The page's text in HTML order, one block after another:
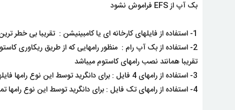
بک آپ از EFS فراموش نشود
1- استفاده از فایلهای کارخانه ای یا کامبینیشن : تقریبا بی خطر ترین روش محسوب میشود و همانند رامهای تک فایل فلش میشود
2- استفاده از بک آپ رام : منظور رامهایی که از طریق ریکاوری
تقریبا همانند نصب رامهای کاستوم میباشد
3- استفاده از رامهای 4 فایل : برای دانگرید توسط این نوع رامها فایلهای BL – CP را رایت نکنید
4- استفاده از رامهای تک فایل : برای دانگرید توسط این نوع رامها تمام فایلهایی که پسوند BIN – MBN دارند را حذف کنید و فایل را رایت کنید